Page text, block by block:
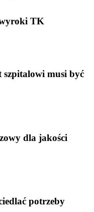
TK
szpitalowi musi być
dla jakości
potrzeby